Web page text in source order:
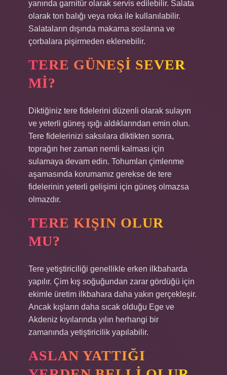
yanında garnitür olarak servis edilebilir. Salata
olarak ton balığı veya roka ile kullanılabilir.
Salataların dışında makarna soslarına ve
çorbalara pişirmeden eklenebilir.
TERE GÜNEŞI SEVER
MI?
Diktiğiniz tere fidelerini düzenli olarak sulayın
ve yeterli güneş ışığı aldıklarından emin olun.
Tere fidelerinizi saksılara diktikten sonra,
toprağın her zaman nemli kalması için
sulamaya devam edin. Tohumları çimlenme
aşamasında korumamız gerekse de tere
fidelerinin yeterli gelişimi için güneş olmazsa
olmazdır.
TERE KIŞIN OLUR
MU?
Tere yetiştiriciliği genellikle erken ilkbaharda
yapılır. Çim kış soğuğundan zarar gördüğü için
ekimle üretim ilkbahara daha yakın gerçekleşir.
Ancak kışların daha sıcak olduğu Ege ve
Akdeniz kıyılarında yılın herhangi bir
zamanında yetiştiricilik yapılabilir.
ASLAN YATTIĞI